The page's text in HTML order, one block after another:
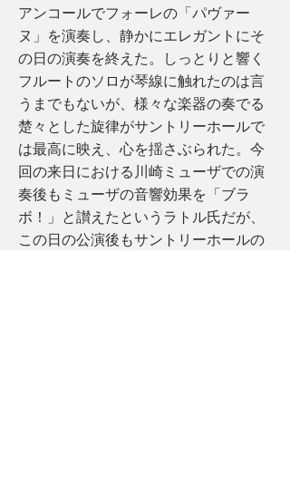
アンコールでフォーレの「パヴァー
ヌ」を演奏し、静かにエレガントにそ
の日の演奏を終えた。しっとりと響く
フルートのソロが琴線に触れたのは言
うまでもないが、様々な楽器の奏でる
楚々とした旋律がサントリーホールで
は最高に映え、心を揺さぶられた。今
回の来日における川崎ミューザでの演
奏後もミューザの音響効果を「ブラ
ボ！」と讃えたというラトル氏だが、
この日の公演後もサントリーホールの